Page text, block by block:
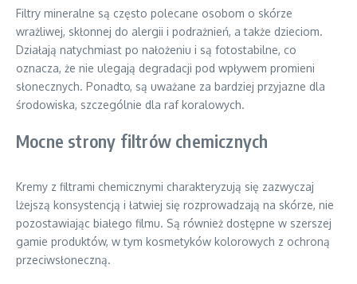
Filtry mineralne są często polecane osobom o skórze
wrażliwej, skłonnej do alergii i podrażnień, a także dzieciom.
Działają natychmiast po nałożeniu i są fotostabilne, co
oznacza, że nie ulegają degradacji pod wpływem promieni
słonecznych. Ponadto, są uważane za bardziej przyjazne dla
środowiska, szczególnie dla raf koralowych.
Mocne strony filtrów chemicznych
Kremy z filtrami chemicznymi charakteryzują się zazwyczaj
lżejszą konsystencją i łatwiej się rozprowadzają na skórze, nie
pozostawiając białego filmu. Są również dostępne w szerszej
gamie produktów, w tym kosmetyków kolorowych z ochroną
przeciwsłoneczną.